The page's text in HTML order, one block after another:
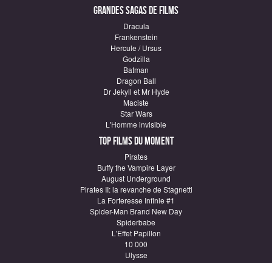
Grandes sagas de Films
Dracula
Frankenstein
Hercule / Ursus
Godzilla
Batman
Dragon Ball
Dr Jekyll et Mr Hyde
Maciste
Star Wars
L'Homme invisible
Top Films du moment
Pirates
Buffy the Vampire Layer
August Underground
Pirates II: la revanche de Stagnetti
La Forteresse Infinie #1
Spider-Man Brand New Day
Spiderbabe
L'Effet Papillon
10 000
Ulysse